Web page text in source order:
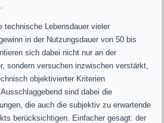
technische Lebensdauer vieler
in der Nutzungsdauer von 50 bis
sich dabei nicht nur an der
sondern versuchen inzwischen verstärkt,
objektivierter Kriterien
sind dabei die
die auch die subjektiv zu erwartende
berücksichtigen. Einfacher gesagt: der